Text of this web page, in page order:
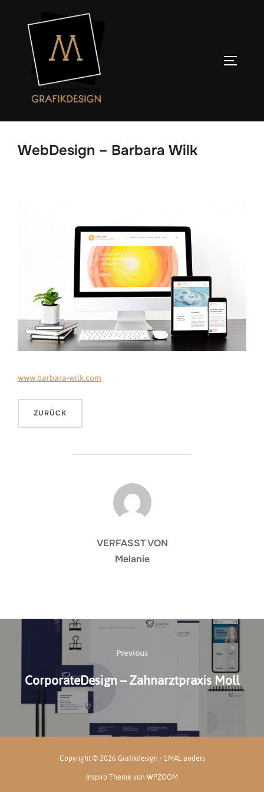
springen
WebDesign – Barbara Wilk
www.barbara-wilk.com
BEITRAGSAUTOR
VERFASST VON
Melanie
Beitragsnavigation
Previous
Previous
CorporateDesign – Zahnarztpraxis Moll
Copyright © 2026 Grafikdesign - 1MAL anders
Inspiro ThemevonWPZOOM